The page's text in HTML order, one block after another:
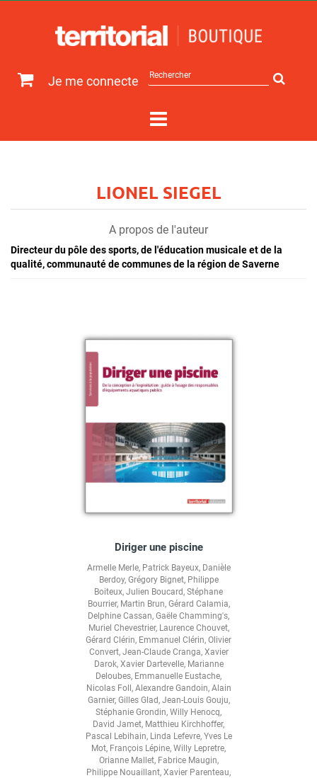
Je me connecte
sur
LIONEL SIEGEL
A propos de l'auteur
Directeur du pôle des sports, de l'éducation musicale et de la
qualité, communauté de communes de la région de Saverne
Diriger une piscine
Armelle Merle, Patrick Bayeux, Danièle
Berdoy, Grégory Bignet, Philippe
Boiteux, Julien Boucard, Stéphane
Bourrier, Martin Brun, Gérard Calamia,
Delphine Cassan, Gaële Chamming's,
Muriel Chevestrier, Laurence Chouvet,
Gérard Clérin, Emmanuel Clérin, Olivier
Convert, Jean-Claude Cranga, Xavier
Darok, Xavier Dartevelle, Marianne
Deloubes, Emmanuelle Eustache,
Nicolas Foll, Alexandre Gandoin, Alain
Garnier, Gilles Glad, Jean-Louis Gouju,
Stéphanie Grondin, Willy Henocq,
David Jamet, Matthieu Kirchhoffer,
Pascal Lebihain, Linda Lefevre, Yves Le
Mot, François Lépine, Willy Lepretre,
Orianne Mallet, Fabrice Maugin,
Philippe Nouaillant, Xavier Parenteau,